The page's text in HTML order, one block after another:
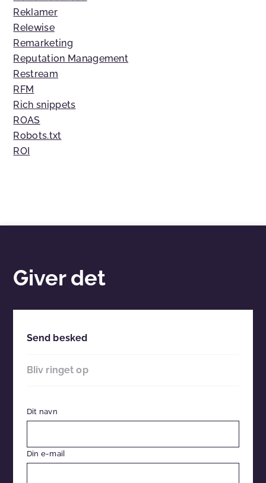
Reklamer
Relewise
Remarketing
Reputation Management
Restream
RFM
Rich snippets
ROAS
Robots.txt
ROI
Giver det
Send besked
Bliv ringet op
Dit navn
Din e-mail